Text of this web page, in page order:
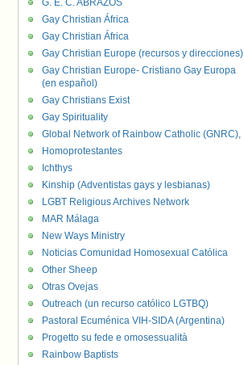
G. E. C. ABRAZOS
Gay Christian África
Gay Christian África
Gay Christian Europe (recursos y direcciones)
Gay Christian Europe- Cristiano Gay Europa
(en español)
Gay Christians Exist
Gay Spirituality
Global Network of Rainbow Catholic (GNRC),
Homoprotestantes
Ichthys
Kinship (Adventistas gays y lesbianas)
LGBT Religious Archives Network
MAR Málaga
New Ways Ministry
Noticias Comunidad Homosexual Católica
Other Sheep
Otras Ovejas
Outreach (un recurso católico LGTBQ)
Pastoral Ecuménica VIH-SIDA (Argentina)
Progetto su fede e omosessualità
Rainbow Baptists